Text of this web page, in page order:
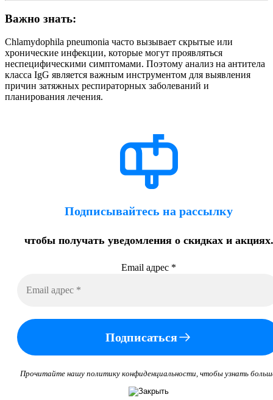
Важно знать:
Chlamydophila pneumonia часто вызывает скрытые или
хронические инфекции, которые могут проявляться
неспецифическими симптомами. Поэтому анализ на антитела
класса IgG является важным инструментом для выявления
причин затяжных респираторных заболеваний и
планирования лечения.
Подписывайтесь на рассылку
чтобы получать уведомления о скидках и акциях.
Email адрес *
Подписаться
Прочитайте нашу политику конфиденциальности, чтобы узнать